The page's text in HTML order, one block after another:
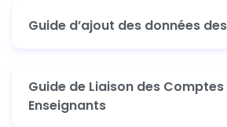
Guide d’ajout des données
Guide de Liaison des Comptes
Enseignants